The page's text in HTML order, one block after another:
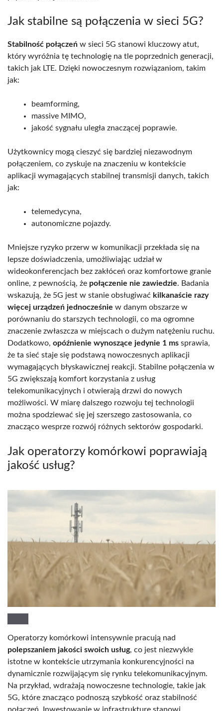
Jak stabilne są połączenia w sieci 5G?
Stabilność połączeń w sieci 5G stanowi kluczowy atut,
który wyróżnia tę technologię na tle poprzednich generacji,
takich jak LTE. Dzięki nowoczesnym rozwiązaniom, takim
jak:
beamforming,
massive MIMO,
jakość sygnału uległa znaczącej poprawie.
Użytkownicy mogą cieszyć się bardziej niezawodnym
połączeniem, co zyskuje na znaczeniu w kontekście
aplikacji wymagających stabilnej transmisji danych, takich
jak:
telemedycyna,
autonomiczne pojazdy.
Mniejsze ryzyko przerw w komunikacji przekłada się na
lepsze doświadczenia, umożliwiając udział w
wideokonferencjach bez zakłóceń oraz komfortowe granie
online, z pewnością, że połączenie nie zawiedzie. Badania
wskazują, że 5G jest w stanie obsługiwać kilkanaście razy
więcej urządzeń jednocześnie w danym obszarze w
porównaniu do starszych technologii, co ma ogromne
znaczenie zwłaszcza w miejscach o dużym natężeniu ruchu.
Dodatkowo, opóźnienie wynoszące jedynie 1 ms sprawia,
że ta sieć staje się podstawą nowoczesnych aplikacji
wymagających błyskawicznej reakcji. Stabilne połączenia w
5G zwiększają komfort korzystania z usług
telekomunikacyjnych i otwierają drzwi do nowych
możliwości. W miarę dalszego rozwoju tej technologii
można spodziewać się jej szerszego zastosowania, co
znacząco wesprze rozwój różnych sektorów gospodarki.
Jak operatorzy komórkowi poprawiają
jakość usług?
Operatorzy komórkowi intensywnie pracują nad
polepszaniem jakości swoich usług, co jest niezwykle
istotne w kontekście utrzymania konkurencyjności na
dynamicznie rozwijającym się rynku telekomunikacyjnym.
Na przykład, wdrażają nowoczesne technologie, takie jak
5G, które znacząco podnoszą szybkość oraz stabilność